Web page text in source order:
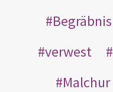
Begräbnis
verwest
Malchur